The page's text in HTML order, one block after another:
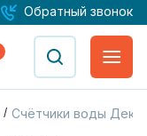
Обратный звонок
Счётчики воды